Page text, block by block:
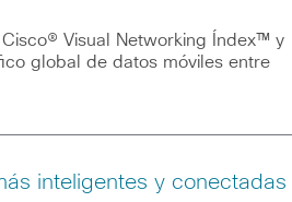
Visual Networking Índex™ y
global de datos móviles entre
inteligentes y conectadas